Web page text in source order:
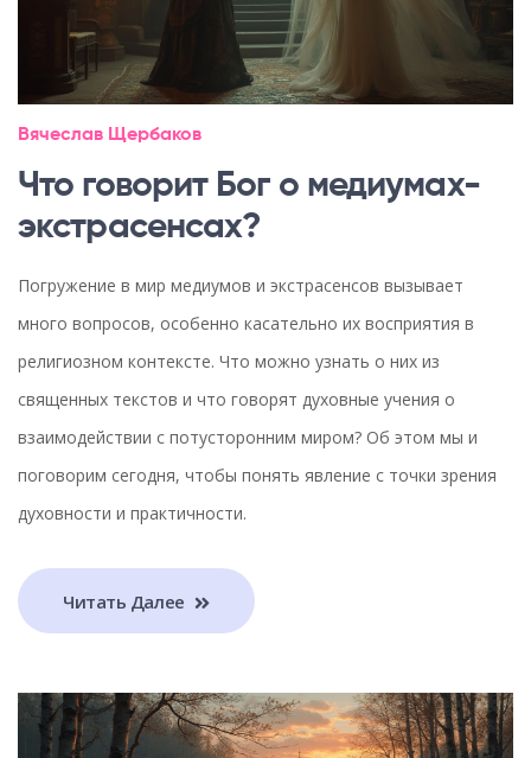
Вячеслав Щербаков
Что говорит Бог о медиумах-
экстрасенсах?
Погружение в мир медиумов и экстрасенсов вызывает
много вопросов, особенно касательно их восприятия в
религиозном контексте. Что можно узнать о них из
священных текстов и что говорят духовные учения о
взаимодействии с потусторонним миром? Об этом мы и
поговорим сегодня, чтобы понять явление с точки зрения
духовности и практичности.
Читать Далее